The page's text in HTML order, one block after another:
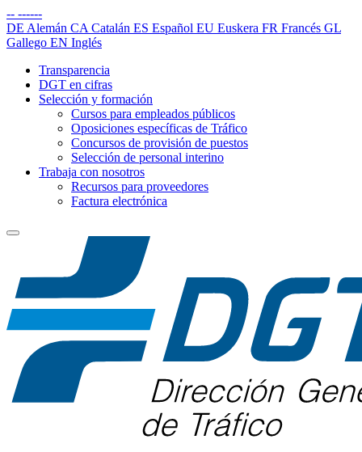
-- ------
DE Alemán CA Catalán ES Español EU Euskera FR Francés GL
Gallego EN Inglés
Transparencia
DGT en cifras
Selección y formación
Cursos para empleados públicos
Oposiciones específicas de Tráfico
Concursos de provisión de puestos
Selección de personal interino
Trabaja con nosotros
Recursos para proveedores
Factura electrónica